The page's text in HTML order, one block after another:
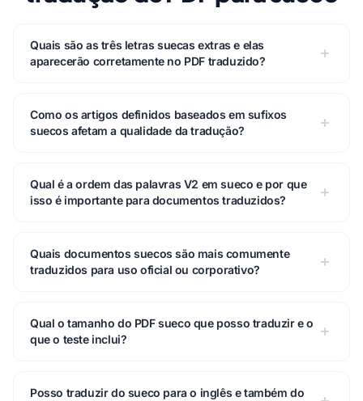
Quais são as três letras suecas extras e elas
aparecerão corretamente no PDF traduzido?
Como os artigos definidos baseados em sufixos
suecos afetam a qualidade da tradução?
Qual é a ordem das palavras V2 em sueco e por que
isso é importante para documentos traduzidos?
Quais documentos suecos são mais comumente
traduzidos para uso oficial ou corporativo?
Qual o tamanho do PDF sueco que posso traduzir e o
que o teste inclui?
Posso traduzir do sueco para o inglês e também do